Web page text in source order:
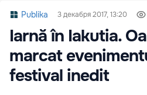
Publika 3 декабря 2017, 13:20
Iarnă în Iakutia.
marcat
festival inedit